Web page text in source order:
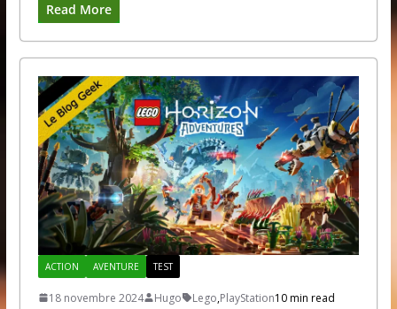
Read More
ACTION AVENTURE TEST
18 novembre 2024 Hugo Lego,PlayStation10 min read